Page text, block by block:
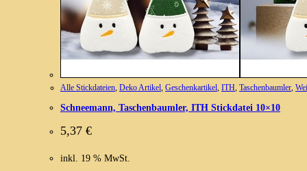
Alle Stickdateien, Deko Artikel, Geschenkartikel, ITH, Taschenbaumler,
Schneemann, Taschenbaumler, ITH Stickdatei 10×10
5,37 €
inkl. 19 % MwSt.